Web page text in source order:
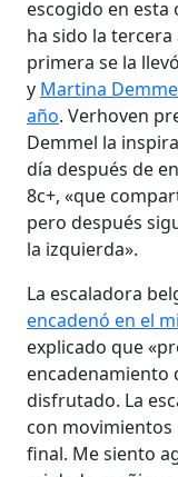
escogido en esta
ha sido la tercera
primera se la llevó
y Martina
año. Verhoven
Demmel la
día después de
8c+, «que
pero después
la izquierda».
La escaladora
encadenó en el
explicado que
encadenamiento
disfrutado. La
con movimientos
final. Me siento